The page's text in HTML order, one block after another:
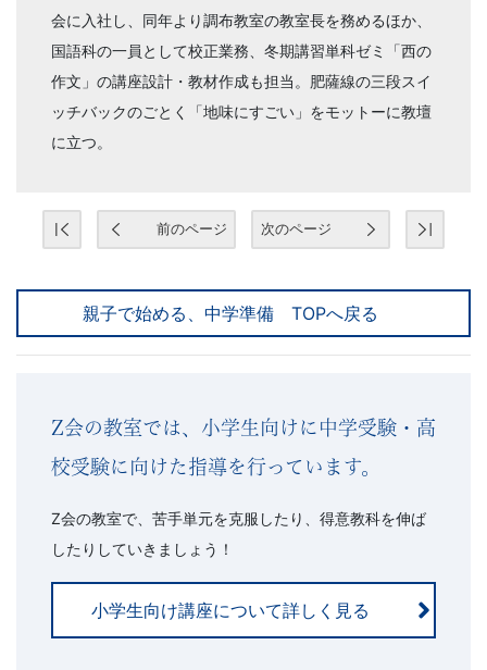
会に入社し、同年より調布教室の教室長を務めるほか、
国語科の一員として校正業務、冬期講習単科ゼミ「西の
作文」の講座設計・教材作成も担当。肥薩線の三段スイ
ッチバックのごとく「地味にすごい」をモットーに教壇
に立つ。
前のページ 次のページ
親子で始める、中学準備 TOPへ戻る
Z会の教室では、小学生向けに中学受験・高
校受験に向けた指導を行っています。
Z会の教室で、苦手単元を克服したり、得意教科を伸ば
したりしていきましょう！
小学生向け講座について詳しく見る